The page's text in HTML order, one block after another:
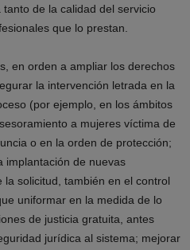
de la calidad del servicio
que lo prestan.
en orden a ampliar los derechos
la intervención letrada en la
(por ejemplo, en los ámbitos
a mujeres víctima de
o en la orden de protección;
implantación de nuevas
solicitud, también en el control
uniformar en la medida de lo
de justicia gratuita, antes
jurídica al sistema; mejorar